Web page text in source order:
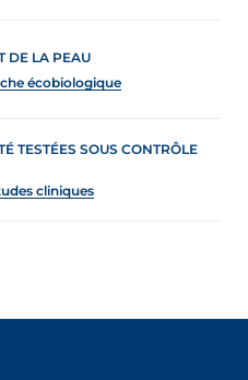
DE LA PEAU
écobiologique
TESTÉES SOUS CONTRÔLE
cliniques